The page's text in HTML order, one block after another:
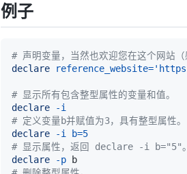
例子
# 声明变量，当然也欢迎您在这个网站
declare
reference_website=
# 显示所有包含整型属性的变量和值。
declare
-i
# 定义变量b并赋值为3，具有整型属性。
declare
-i b=5
# 显示属性，返回 declare -i b="5"。
declare
-p